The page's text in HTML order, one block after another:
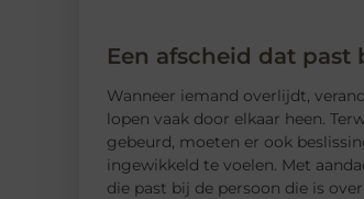
Een afscheid dat past
Wanneer iemand overlijdt,
lopen vaak door elkaar heen.
gebeurd, moeten er ook
ingewikkeld te voelen. Met
die past bij de persoon die is